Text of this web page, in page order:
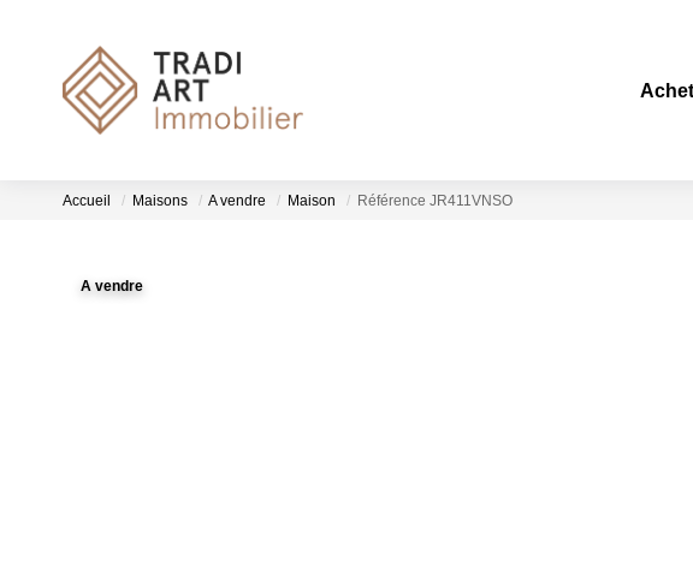
Accueil Maisons A vendre Maison Référence JR411VNSO
A vendre